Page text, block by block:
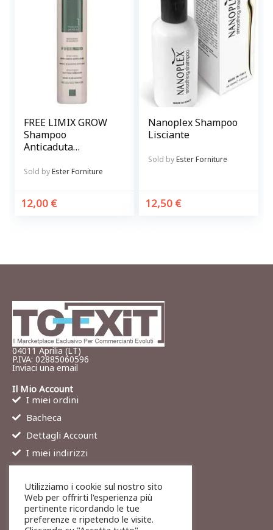
FREE LIMIX GROW
Shampoo
Anticaduta
capelli
Sold byEster Forniture
12,00 €
Nanoplex Shampoo
Lisciante
Sold byEster Forniture
12,50 €
04011 Aprilia (LT)
P.IVA: 02885060596
Inviaci una email
Il Mio Account
I miei ordini
Bacheca
Dettagli Account
I miei indirizzi
Chi siamo
Services
Blog
Utilizziamo i cookie sul nostro sito
Web per offrirti l'esperienza più
pertinente ricordando le tue
preferenze e ripetendo le visite.